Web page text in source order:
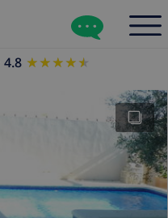
4.8 ★★★★★
★★★★★